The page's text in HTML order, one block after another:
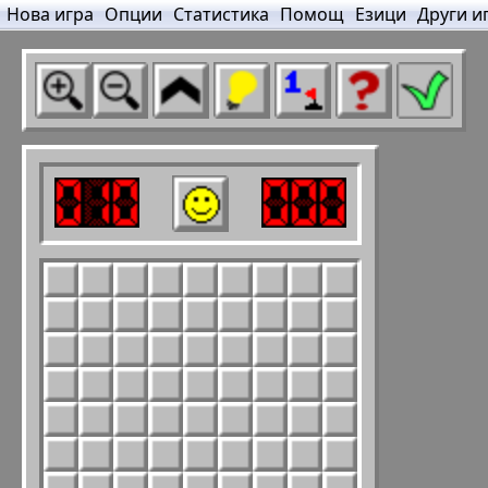
Нова игра Опции Статистика Помощ Езици Други